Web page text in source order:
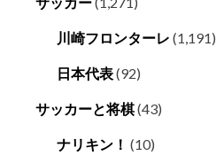
川崎フロンターレ (1,191)
日本代表(92)
サッカーと将棋(43)
ナリキン！ (10)